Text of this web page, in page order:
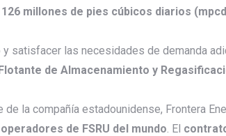
126 millones de pies cúbicos diarios
satisfacer las necesidades de demanda
de Almacenamiento y
la compañía estadounidense, Frontera
de FSRU del mundo . El